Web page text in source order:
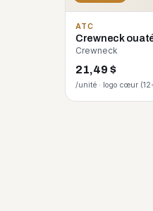
ATC
Crewneck
Crewneck
21,49 $
/unité · logo cœur